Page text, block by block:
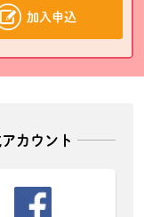
加入申込
カウント